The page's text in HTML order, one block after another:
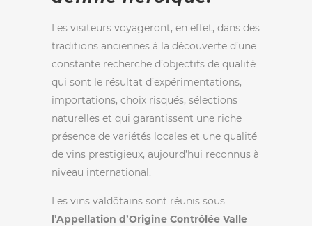
Les visiteurs voyageront, en effet, dans des
traditions anciennes à la découverte d’une
constante recherche d’objectifs de qualité
qui sont le résultat d’expérimentations,
importations, choix risqués, sélections
naturelles et qui garantissent une riche
présence de variétés locales et une qualité
de vins prestigieux, aujourd’hui reconnus à
niveau international.
Les vins valdôtains sont réunis sous
l’Appellation d’Origine Contrôlée Valle